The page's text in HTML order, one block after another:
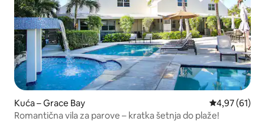
Kuća – Grace Bay Prosječna
4,97 (61)
Romantična vila za parove – kratka šetnja do plaže!